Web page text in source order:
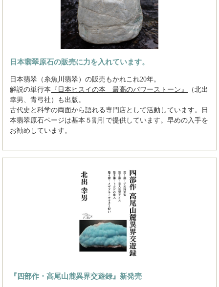
日本翡翠原石の販売に力を入れています。
日本翡翠（糸魚川翡翠）の販売もかれこれ20年。
解説の単行本 『日本ヒスイの本 最高のパワーストーン』
（北出
幸男、青弓社）も出版。
古代史と科学の両面から語れる専門店として活動しています。日
本翡翠原石ページは基本５割引で提供しています。早めの入手を
お勧めしています。
『四部作・高尾山麓異界交遊録』新発売